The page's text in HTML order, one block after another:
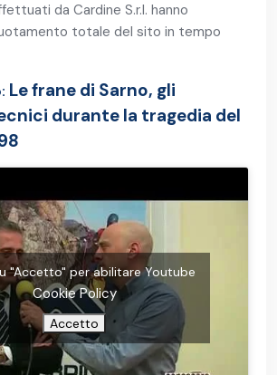
da Cardine S.r.l. hanno
totale del sito in tempo
Le frane di Sarno, gli
durante la tragedia del
"Accetto" per abilitare Youtube
Cookie Policy
Accetto